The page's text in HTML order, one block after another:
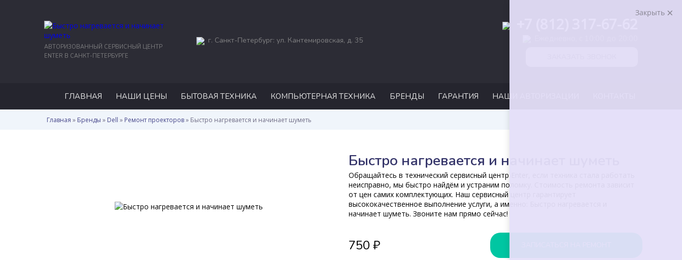
АВТОРИЗОВАННЫЙ СЕРВИСНЫЙ ЦЕНТР
ENTER В САНКТ-ПЕТЕРБУРГЕ
г. Санкт-Петербург: ул. Кантемировская, д. 35
ГЛАВНАЯ НАШИ ЦЕНЫ БЫТОВАЯ ТЕХНИКА КОМПЬЮТЕРНАЯ ТЕХНИКА
РЕМОНТ НОУТБУКОВ
БРЕНДЫ
HP
MSI
APPLE
SAMSUNG
ГАРАНТИЯ НАШИ АВТОРИЗАЦИИ
Главная » Бренды » Dell » Ремонт проекторов» Быстро нагревается и начинает шуметь
Быстро нагревается и начинает шуметь
Обращайтесь в технический сервисный центр Enter, если техника стала работать
неисправно, мы быстро найдём и устраним поломку. Стоимость ремонта зависит
от цен самих комплектующих. Наш сервисный центр гарантирует
высококачественное выполнение услуги, а именно: Быстро нагревается и
начинает шуметь. Звоните нам прямо сейчас!
750 ₽
Закрыть